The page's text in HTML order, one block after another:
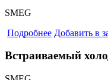
SMEG
Подробнее Добавить в
Встраиваемый